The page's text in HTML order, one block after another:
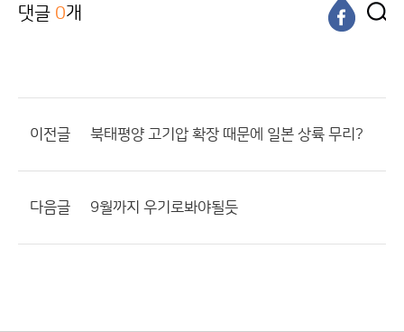
댓글 0개
이전글 북태평양 고기압 확장 때문에 일본 상륙 무리?
다음글 9월까지 우기로봐야될듯